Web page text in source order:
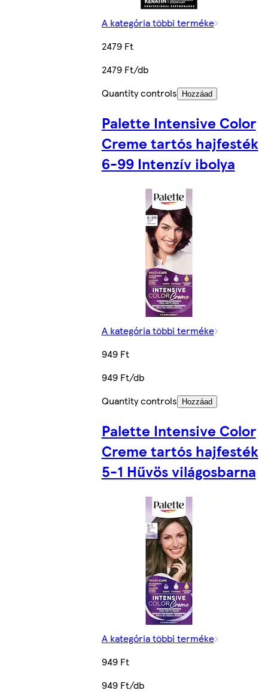
A kategória többi terméke
2479 Ft
2479 Ft/db
Quantity controls
Hozzáad
Palette Intensive Color
Creme tartós hajfesték
6-99 Intenzív ibolya
A kategória többi terméke
949 Ft
949 Ft/db
Quantity controls
Hozzáad
Palette Intensive Color
Creme tartós hajfesték
5-1 Hűvös világosbarna
A kategória többi terméke
949 Ft
949 Ft/db